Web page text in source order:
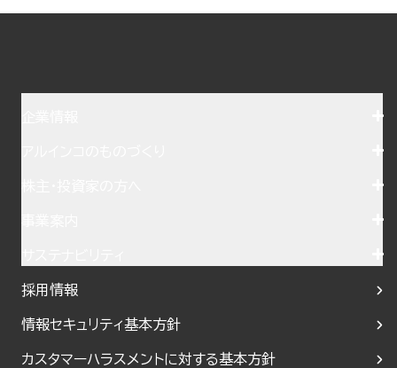
採用情報
情報セキュリティ基本方針
カスタマーハラスメントに対する基本方針